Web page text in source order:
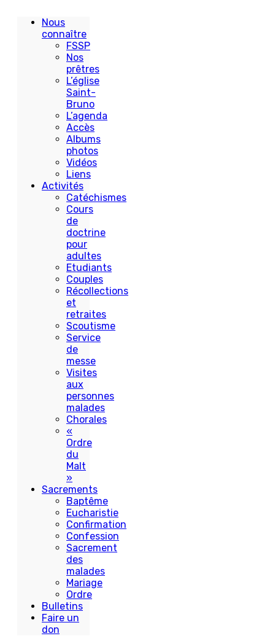
Nous
connaître
FSSP
Nos
prêtres
L’église
Saint-
Bruno
L’agenda
Accès
Albums
photos
Vidéos
Liens
Activités
Catéchismes
Cours
de
doctrine
pour
adultes
Etudiants
Couples
Récollections
et
retraites
Scoutisme
Service
de
messe
Visites
aux
personnes
malades
Chorales
«
Ordre
du
Malt
»
Sacrements
Baptême
Eucharistie
Confirmation
Confession
Sacrement
des
malades
Mariage
Ordre
Bulletins
Faire un
don